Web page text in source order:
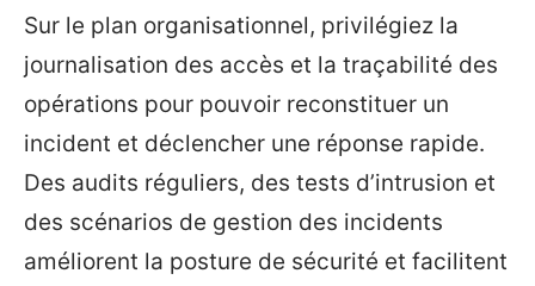
Sur le plan organisationnel, privilégiez la
journalisation des accès et la traçabilité des
opérations pour pouvoir reconstituer un
incident et déclencher une réponse rapide.
Des audits réguliers, des tests d’intrusion et
des scénarios de gestion des incidents
améliorent la posture de sécurité et facilitent